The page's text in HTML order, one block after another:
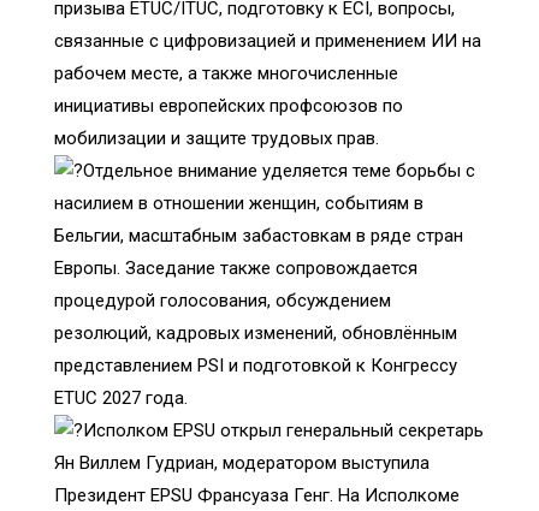
призыва ETUC/ITUC, подготовку к ECI, вопросы,
связанные с цифровизацией и применением ИИ на
рабочем месте, а также многочисленные
инициативы европейских профсоюзов по
мобилизации и защите трудовых прав.
Отдельное внимание уделяется теме борьбы с
насилием в отношении женщин, событиям в
Бельгии, масштабным забастовкам в ряде стран
Европы. Заседание также сопровождается
процедурой голосования, обсуждением
резолюций, кадровых изменений, обновлённым
представлением PSI и подготовкой к Конгрессу
ETUC 2027 года.
Исполком EPSU открыл генеральный секретарь
Ян Виллем Гудриан, модератором выступила
Президент EPSU Франсуаза Генг. На Исполкоме